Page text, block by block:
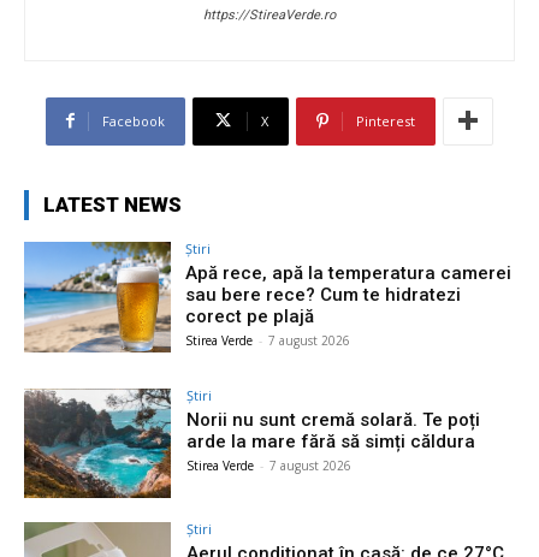
https://StireaVerde.ro
Facebook X Pinterest
LATEST NEWS
Știri
Apă rece, apă la temperatura camerei
sau bere rece? Cum te hidratezi
corect pe plajă
Stirea Verde - 7 august 2026
Știri
Norii nu sunt cremă solară. Te poți
arde la mare fără să simți căldura
Stirea Verde - 7 august 2026
Știri